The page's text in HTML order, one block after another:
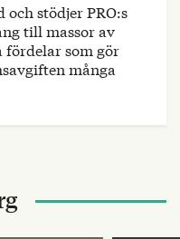
och stödjer PRO:s
till massor av
fördelar som gör
många